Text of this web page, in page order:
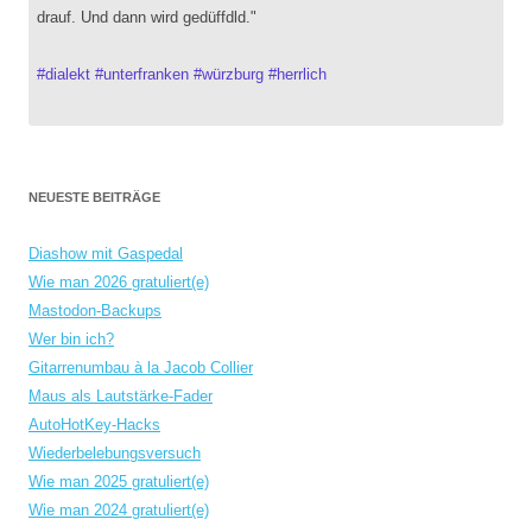
drauf. Und dann wird gedüffdld."
#dialekt #unterfranken #würzburg #herrlich
NEUESTE BEITRÄGE
Diashow mit Gaspedal
Wie man 2026 gratuliert(e)
Mastodon-Backups
Wer bin ich?
Gitarrenumbau à la Jacob Collier
Maus als Lautstärke-Fader
AutoHotKey-Hacks
Wiederbelebungsversuch
Wie man 2025 gratuliert(e)
Wie man 2024 gratuliert(e)